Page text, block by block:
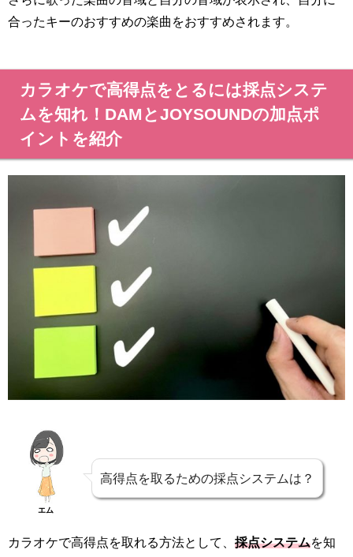
合ったキーのおすすめの楽曲をおすすめされます。
カラオケで高得点をとるには採点システ
ムを知れ！DAMとJOYSOUNDの加点ポ
イントを紹介
エム
高得点を取るための採点システムは？
カラオケで高得点を取れる方法として、 採点システムを知